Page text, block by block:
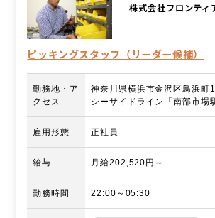
株式会社フロンティ
ピッキングスタッフ（リーダー候補）
勤務地・ア
クセス
神奈川県横浜市金沢区鳥浜町
シーサイドライン「南部市場
雇用形態 正社員
給与 月給202,520円～
勤務時間 22:00～05:30